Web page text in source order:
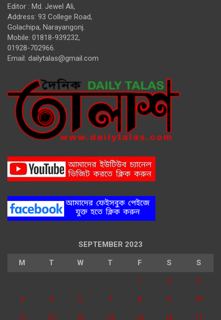
Editor : Md. Jewel Ali,
Address: 93 College Road,
Golachipa, Narayangonj.
Mobile: 01818-939232,
01928-702966.
Email: dailytalas@gmail.com
SEPTEMBER 2023
M T W T F S S
1 2 3
4 5 6 7 8 9 10
11 12 13 14 15 16 17